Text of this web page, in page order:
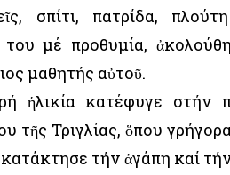
σπίτι, πατρίδα,
του μέ προθυμία,
μαθητής αὐτοῦ.
ἡλικία κατέφυγε στήν
τῆς Τριγλίας, ὅπου
τήν ἀγάπη καί